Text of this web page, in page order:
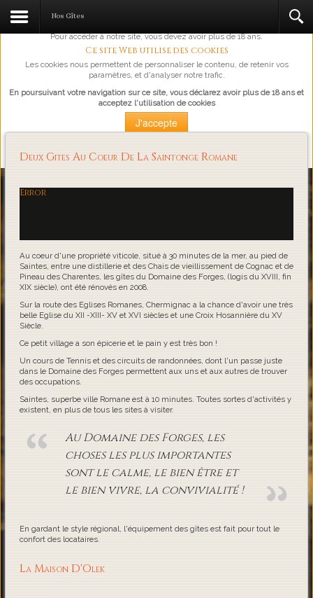
L'abus d'alcool est dangereux pour la santé, à consommer avec
Pour accéder à notre site, vous devez avoir plus de 18 ans.
Ce site Web utilise des cookies
Les cookies nous permettent de personnaliser le contenu, de retenir vos
paramètres, et d'analyser notre trafic.
En poursuivant votre navigation sur ce site, vous déclarez avoir plus de 18 ans et
acceptez l'utilisation de cookies
J'accepte
Loading...
Nos Gîtes
Deux Gites Au Coeur De La Saintonge Romane
Error
Au coeur d'une propriété viticole, situé à 30 minutes de la mer, au pied de
Saintes, entre une distillerie et des Chais de vieillissement de Cognac et de
Pineau des Charentes, les gîtes du Domaine des Forges, (logis du XVIII, fin
XIX siècle), ont été rénovés en 2008.
Sur la route des Eglises Romanes, Chermignac a la chance d'avoir une très
belle Eglise du XII -XIII- XV et XVI siècles et une Croix Hosannière du XV
Siècle.
Ce petit village a son épicerie et le pain y est très bon !
Un cours de Tennis et des circuits de randonnées, dont l'un passe juste
dans le Domaine des Forges permettent aux uns et aux autres de trouver
des occupations.
Saintes, superbe ville Romane est à 10 minutes. Toutes sortes d'activités y
existent, en plus de tous les sites à visiter.
Au Domaine des Forges, les
choses les plus importantes
sont le calme, le bien être et
le bien vivre, la convivialité !
En gardant le style régional, l'équipement des gîtes est fait pour tout le
confort des locataires.
La Maison D'Olek